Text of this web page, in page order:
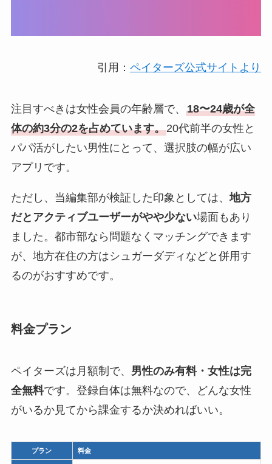
引用：ペイターズ公式サイトより
注目すべきは女性会員の年齢層で、 18〜24歳が全
体の約3分の2を占めています。20代前半の女性と
パパ活がしたい男性にとって、選択肢の幅が広い
アプリです。
ただし、当編集部が検証した印象としては、地方
だとアクティブユーザーがやや少ない場面もあり
ました。都市部なら問題なくマッチングできます
が、地方在住の方はシュガーダディなどと併用す
るのがおすすめです。
料金プラン
ペイターズは月額制で、 男性のみ有料・女性は完
全無料です。登録自体は無料なので、どんな女性
がいるか見てから課金するか決めればいい。
プラン 料金